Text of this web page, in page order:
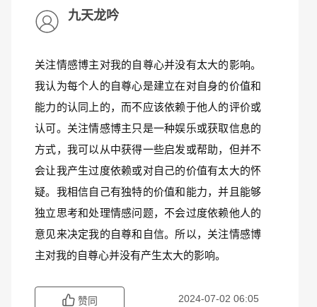
九天龙吟
关注情感博主对我的自尊心并没有太大的影响。
我认为每个人的自尊心是建立在对自身的价值和
能力的认同上的，而不应该依赖于他人的评价或
认可。关注情感博主只是一种娱乐或获取信息的
方式，我可以从中获得一些启发或帮助，但并不
会让我产生过度依赖或对自己的价值有太大的怀
疑。我相信自己有独特的价值和能力，并且能够
独立思考和处理情感问题，不会过度依赖他人的
意见来决定我的自尊和自信。所以，关注情感博
主对我的自尊心并没有产生太大的影响。
赞同 2024-07-02 06:05